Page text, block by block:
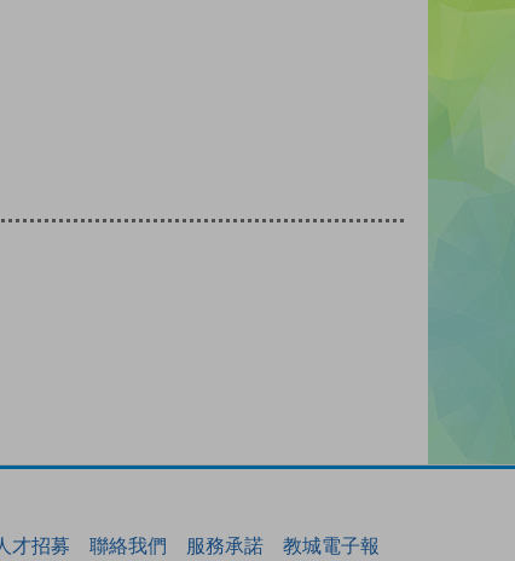
才招募 聯絡我們 服務承諾 教城電子報